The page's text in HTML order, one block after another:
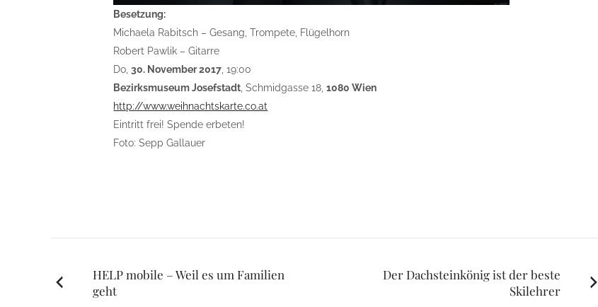
Besetzung:
Michaela Rabitsch – Gesang, Trompete, Flügelhorn
Robert Pawlik – Gitarre
Do,30. November 2017 , 19:00
Bezirksmuseum Josefstadt , Schmidgasse 18,1080 Wien
http://www.weihnachtskarte.co.at
Eintritt frei! Spende erbeten!
Foto: Sepp Gallauer
Posts
navigation
HELP mobile – Weil es um Familien
geht
Der Dachsteinkönig ist der beste
Skilehrer